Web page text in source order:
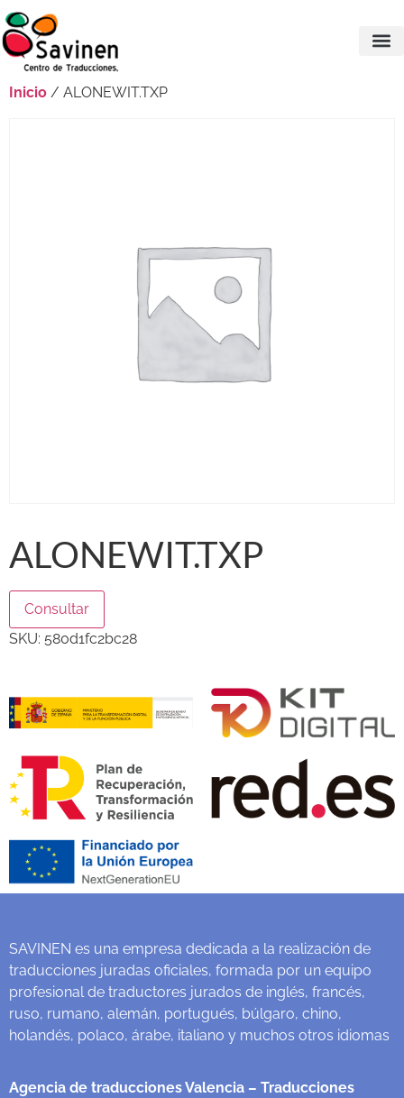
Inicio / ALONEWIT.TXP
ALONEWIT.TXP
Consultar
SKU: 580d1fc2bc28
SAVINEN es una empresa dedicada a la realización de
traducciones juradas oficiales, formada por un equipo
profesional de traductores jurados de inglés, francés,
ruso, rumano, alemán, portugués, búlgaro, chino,
holandés, polaco, árabe, italiano y muchos otros idiomas
Agencia de traducciones Valencia – Traducciones